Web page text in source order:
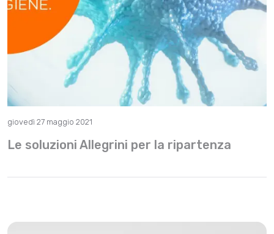
giovedì 27 maggio 2021
Le soluzioni Allegrini per la ripartenza